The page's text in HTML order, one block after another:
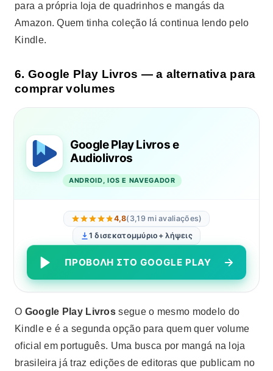
para a própria loja de quadrinhos e mangás da
Amazon. Quem tinha coleção lá continua lendo pelo
Kindle.
6. Google Play Livros — a alternativa para
comprar volumes
Google Play Livros e
Audiolivros
ANDROID, IOS E NAVEGADOR
4,8(3,19 mi avaliações)
1 δισεκατομμύριο+ λήψεις
ΠΡΟΒΟΛΉ ΣΤΟ GOOGLE PLAY
Ο Google Play Livros segue o mesmo modelo do
Kindle e é a segunda opção para quem quer volume
oficial em português. Uma busca por mangá na loja
brasileira já traz edições de editoras que publicam no